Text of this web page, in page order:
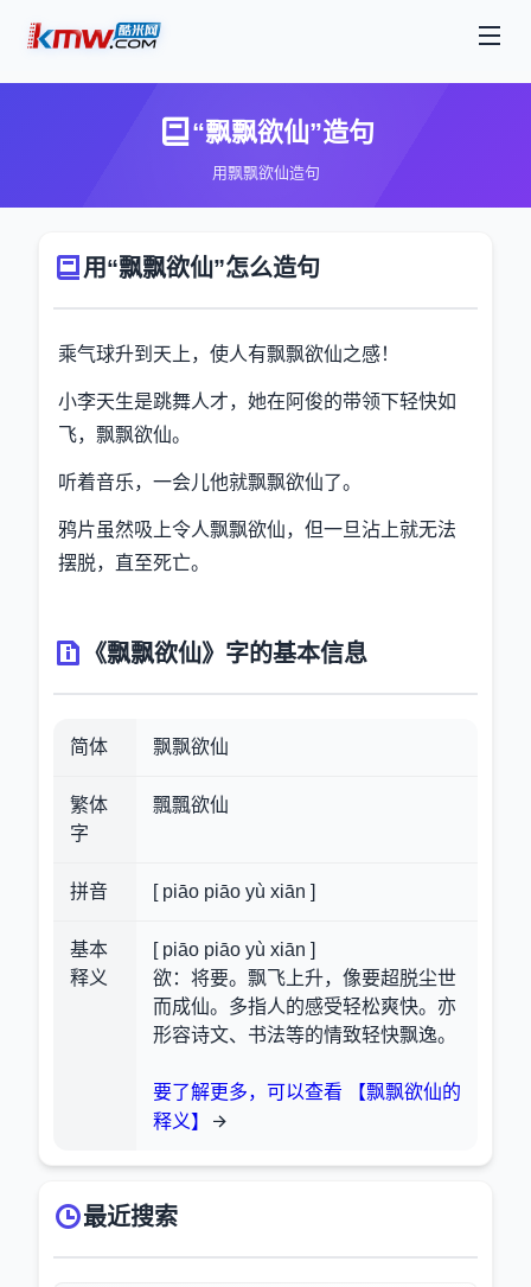
“飘飘欲仙”造句
用飘飘欲仙造句
用“飘飘欲仙”怎么造句
乘气球升到天上，使人有飘飘欲仙之感！
小李天生是跳舞人才，她在阿俊的带领下轻快如
飞，飘飘欲仙。
听着音乐，一会儿他就飘飘欲仙了。
鸦片虽然吸上令人飘飘欲仙，但一旦沾上就无法
摆脱，直至死亡。
《飘飘欲仙》字的基本信息
简体 飘飘欲仙
繁体
字
飄飄欲仙
拼音 [ piāo piāo yù xiān ]
基本
释义
[ piāo piāo yù xiān ]
欲：将要。飘飞上升，像要超脱尘世
而成仙。多指人的感受轻松爽快。亦
形容诗文、书法等的情致轻快飘逸。
要了解更多，可以查看 【飘飘欲仙的
释义】
最近搜索